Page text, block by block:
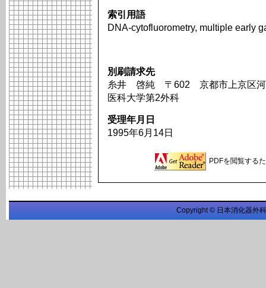
索引用語
DNA-cytofluorometry, multiple early
別刷請求先
糸井 啓純 〒602 京都市上京区河
医科大学第2外科
受理年月日
1995年6月14日
PDFを閲覧する
Copyright © 日本消化器外